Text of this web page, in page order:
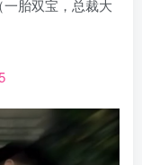
胎双宝，总裁大